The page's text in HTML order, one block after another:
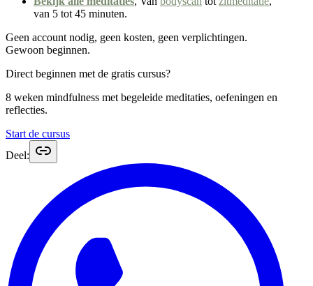
van 5 tot 45 minuten.
Geen account nodig, geen kosten, geen verplichtingen.
Gewoon beginnen.
Direct beginnen met de gratis cursus?
8 weken mindfulness met begeleide meditaties, oefeningen en
reflecties.
Start de cursus
Deel: